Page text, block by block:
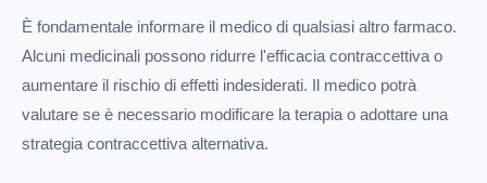
È fondamentale informare il medico di qualsiasi altro farmaco.
Alcuni medicinali possono ridurre l'efficacia contraccettiva o
aumentare il rischio di effetti indesiderati. Il medico potrà
valutare se è necessario modificare la terapia o adottare una
strategia contraccettiva alternativa.